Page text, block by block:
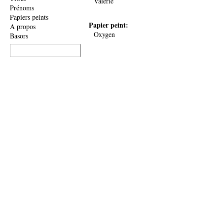
Papier peint:
Oxygen
Prénoms
Papiers peints
A propos
Basors